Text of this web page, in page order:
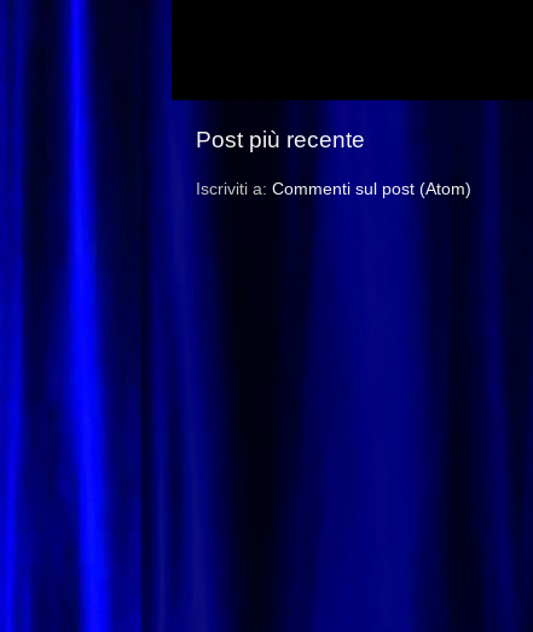
Post più recente
Iscriviti a: Commenti sul post (Atom)